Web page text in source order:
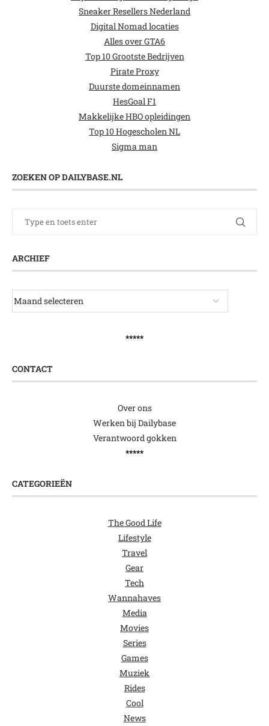
Sneaker Resellers Nederland
Digital Nomad locaties
Alles over GTA6
Top 10 Grootste Bedrijven
Pirate Proxy
Duurste domeinnamen
HesGoal F1
Makkelijke HBO opleidingen
Top 10 Hogescholen NL
Sigma man
ZOEKEN OP DAILYBASE.NL
ARCHIEF
*****
CONTACT
Over ons
Werken bij Dailybase
Verantwoord gokken
*****
CATEGORIEËN
The Good Life
Lifestyle
Travel
Gear
Tech
Wannahaves
Media
Movies
Series
Games
Muziek
Rides
Cool
News